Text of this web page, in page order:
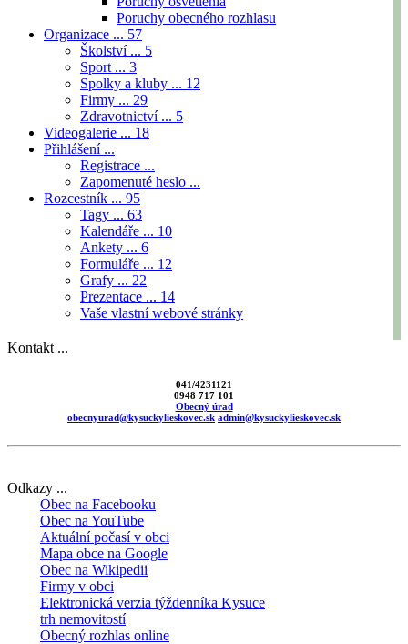
Poruchy obecného rozhlasu
Organizace ... 57
Školství ... 5
Sport ... 3
Spolky a kluby ... 12
Firmy ... 29
Zdravotnictví ... 5
Videogalerie ... 18
Přihlášení ...
Registrace ...
Zapomenuté heslo ...
Rozcestník ... 95
Tagy ... 63
Kalendáře ... 10
Ankety ... 6
Formuláře ... 12
Grafy ... 22
Prezentace ... 14
Vaše vlastní webové stránky
Kontakt ...
041/4231121
0948 717 101
Obecný úrad
obecnyurad@kysuckylieskovec.sk admin@kysuckylieskovec.sk
Odkazy ...
Obec na Facebooku
Obec na YouTube
Aktuální počasí v obci
Mapa obce na Google
Obec na Wikipedii
Firmy v obci
Elektronická verzia týždenníka Kysuce
trh nemovitostí
Obecný rozhlas online